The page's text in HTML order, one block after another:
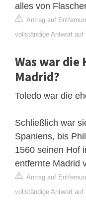
alles von
Antrag auf
vollständige Antwort
Was war
Madrid?
Toledo war die
Schließlich war
Spaniens, bis
1560 seinen Hof
entfernte Madrid
Antrag auf
vollständige Antwort